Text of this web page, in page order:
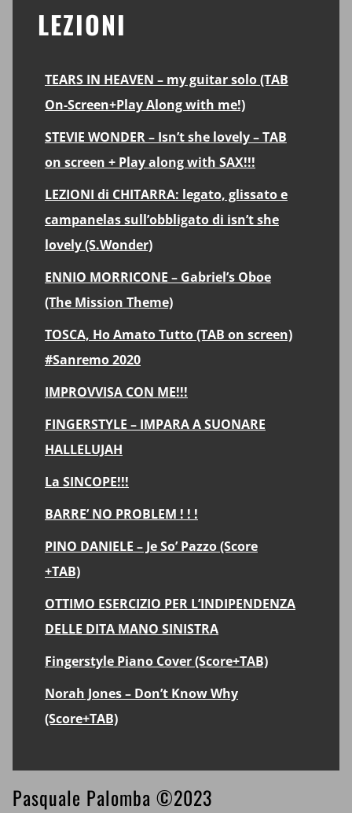
LEZIONI
TEARS IN HEAVEN – my guitar solo (TAB
On-Screen+Play Along with me!)
STEVIE WONDER – Isn’t she lovely – TAB
on screen + Play along with SAX!!!
LEZIONI di CHITARRA: legato, glissato e
campanelas sull’obbligato di isn’t she
lovely (S.Wonder)
ENNIO MORRICONE – Gabriel’s Oboe
(The Mission Theme)
TOSCA, Ho Amato Tutto (TAB on screen)
#Sanremo 2020
IMPROVVISA CON ME!!!
FINGERSTYLE – IMPARA A SUONARE
HALLELUJAH
La SINCOPE!!!
BARRE’ NO PROBLEM ! ! !
PINO DANIELE – Je So’ Pazzo (Score
+TAB)
OTTIMO ESERCIZIO PER L’INDIPENDENZA
DELLE DITA MANO SINISTRA
Fingerstyle Piano Cover (Score+TAB)
Norah Jones – Don’t Know Why
(Score+TAB)
Footer
Pasquale Palomba ©2023